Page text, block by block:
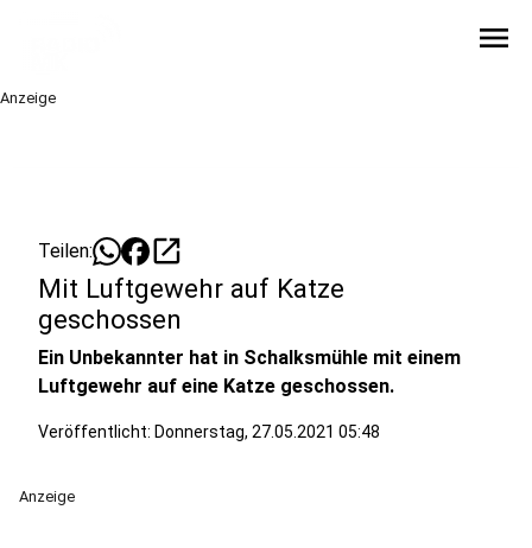
menu
Anzeige
Teilen: open_in_new
Mit Luftgewehr auf Katze
geschossen
Ein Unbekannter hat in Schalksmühle mit einem
Luftgewehr auf eine Katze geschossen.
Veröffentlicht: Donnerstag, 27.05.2021 05:48
Anzeige